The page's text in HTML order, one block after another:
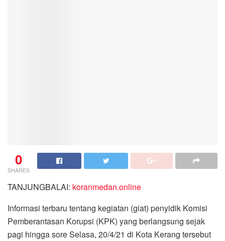
0
SHARES
TANJUNGBALAI: koranmedan.online
Informasi terbaru tentang kegiatan (giat) penyidik Komisi
Pemberantasan Korupsi (KPK) yang berlangsung sejak
pagi hingga sore Selasa, 20/4/21 di Kota Kerang tersebut